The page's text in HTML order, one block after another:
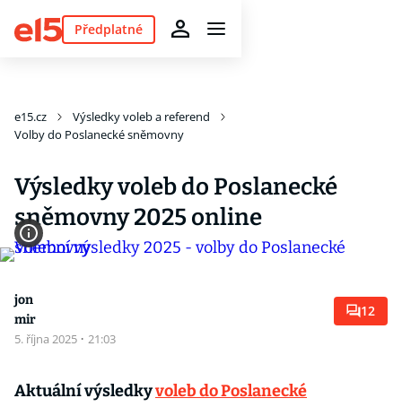
Předplatné
e15.cz
Výsledky voleb a referend
Volby do Poslanecké sněmovny
Výsledky voleb do Poslanecké
sněmovny 2025 online
jon
mir
5. října 2025 · 21:03
12
Aktuální výsledkyvoleb do Poslanecké